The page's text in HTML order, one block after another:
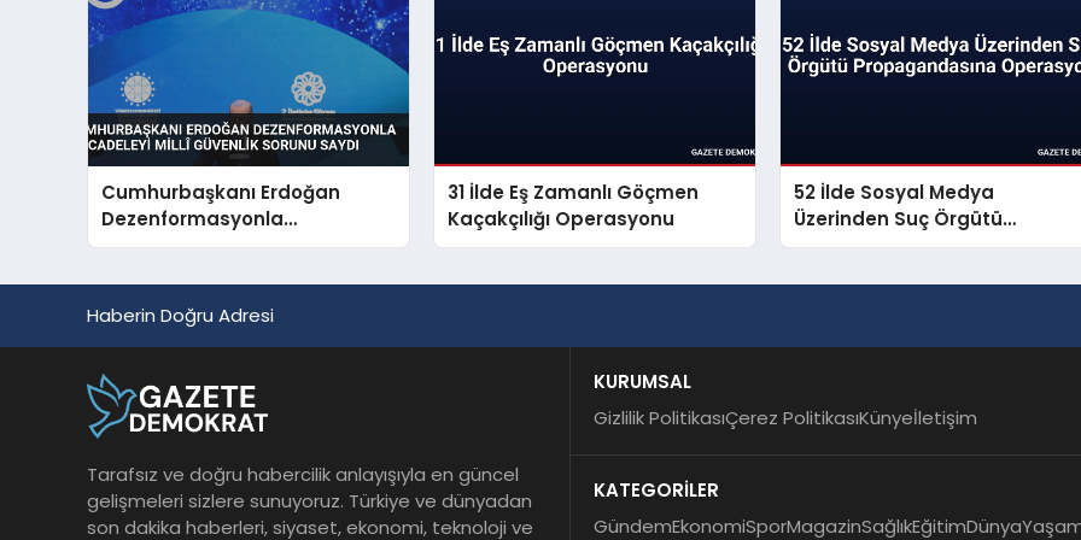
Cumhurbaşkanı Erdoğan
Dezenformasyonla
Mücadeleyi Millî Güvenlik
31 İlde Eş Zamanlı Göçmen
Kaçakçılığı Operasyonu
52 İlde Sosyal Medya
Üzerinden Suç Örgütü
Propagandasına Operasyon
Haberin Doğru Adresi
Tarafsız ve doğru habercilik anlayışıyla en güncel
gelişmeleri sizlere sunuyoruz. Türkiye ve dünyadan
son dakika haberleri, siyaset, ekonomi, teknoloji ve
KURUMSAL
Gizlilik PolitikasıÇerez PolitikasıKünyeİletişim
KATEGORİLER
GündemEkonomiSporMagazinSağlıkEğitimDünya